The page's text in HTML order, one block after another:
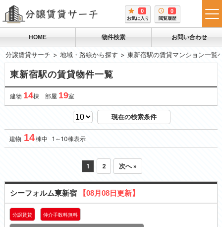
0
お気に入り
0
閲覧履歴
HOME 物件検索 お問い合わせ
分譲賃貸サーチ 地域・路線から探す 東新宿駅の賃貸マンション一覧
東新宿駅の賃貸物件一覧
建物 14棟 部屋 19室
現在の検索条件
建物 14棟中 1～10棟表示
1 2 次へ »
シーフォルム東新宿 【08月08日更新】
分譲賃貸 仲介手数料無料